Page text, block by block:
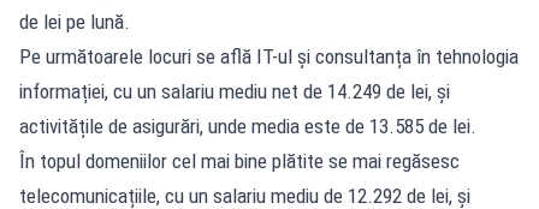
de lei pe lună.
Pe următoarele locuri se află IT-ul și consultanța în tehnologia
informației, cu un salariu mediu net de 14.249 de lei, și
activitățile de asigurări, unde media este de 13.585 de lei.
În topul domeniilor cel mai bine plătite se mai regăsesc
telecomunicațiile, cu un salariu mediu de 12.292 de lei, și